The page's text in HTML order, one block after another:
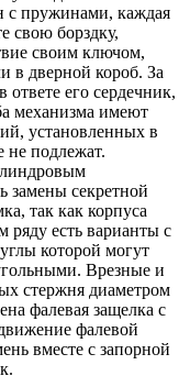
с пружинами, каждая
свою борздку,
своим ключом,
в дверной короб. За
ответе его сердечник,
механизма имеют
установленных в
не подлежат.
замены секретной
так как корпуса
ряду есть варианты с
которой могут
Врезные и
стержня диаметром
фалевая защелка с
фалевой
вместе с запорной